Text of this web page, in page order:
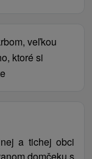
veľkou
ktoré si
a tichej obci